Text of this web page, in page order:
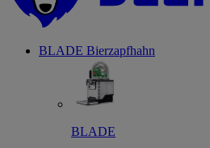
BLADE Bierzapfhahn
BLADE